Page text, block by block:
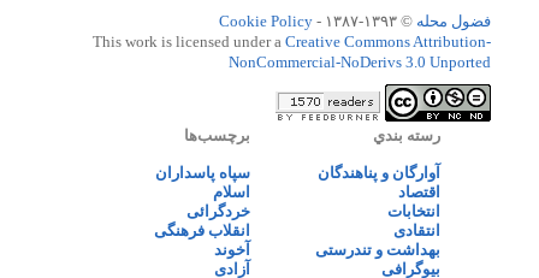
فضول محله © ۱۳۹۳-۱۳۸۷ -
Cookie Policy
This work is licensed under a Creative Commons Attribution-
NonCommercial-NoDerivs 3.0 Unported
رسته بندي
آوارگان و پناهندگان
اقتصاد
انتخابات
انتقادی
بهداشت و تندرستی
بیوگرافی
برچسب‌ها
سپاه پاسداران
اسلام
خردگرائی
انقلاب فرهنگی
آخوند
آزادی